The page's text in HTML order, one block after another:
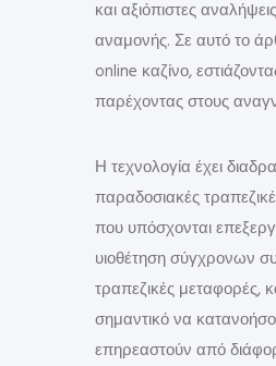
και αξιόπιστες
αναμονής. Σε αυτό το
online καζίνο,
παρέχοντας στους
Η τεχνολογία έχει
παραδοσιακές
που υπόσχονται
υιοθέτηση σύγχρονων
τραπεζικές μεταφορές,
σημαντικό να
επηρεαστούν από